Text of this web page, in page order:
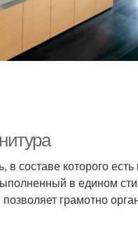
составе которого
в едином
грамотно